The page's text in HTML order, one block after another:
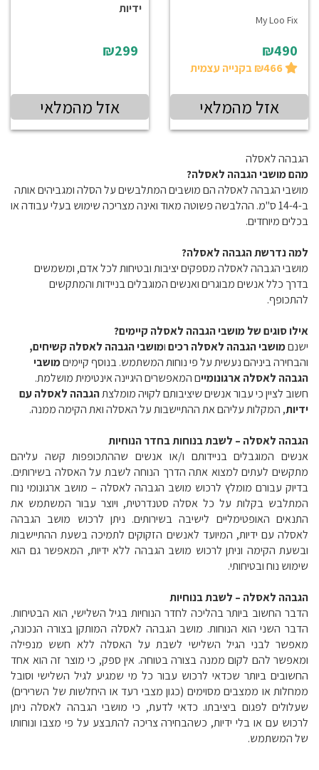
My Loo Fix
₪490
אזל מהמלאי
ידיות
₪299
אזל מהמלאי
הגבהה לאסלה
מהם מושבי הגבהה לאסלה?
מושבי הגבהה לאסלה הם מושבים המתלבשים על הסלה ומגביהים אותה
ב-14-4 ס"מ. ההלבשה פשוטה מאוד ואינה מצריכה שימוש בעלי עבודה או
בכלים מיוחדים.
למה נדרשת הגבהה לאסלה?
מושבי הגבהה לאסלה מספקים יציבות ובטיחות לכל אדם, ומשמשים
בדרך כלל אנשים מבוגרים ואנשים המוגבלים בניידות והמתקשים
להתכופף.
אילו סוגים של מושבי הגבהה לאסלה קיימים?
ישנםמושבי הגבהה לאסלה רכיםומושבי הגבהה לאסלה קשיחים,
והבחירה ביניהם נעשית על פי נוחות המשתמש. בנוסף קיימיםמושבי
הגבהה לאסלה ארגונומיים המאפשרים היגיינה אינטימית מושלמת.
חשוב לציין כי עבור אנשים שיציבותם לקויה מומלצתהגבהה לאסלה עם
ידיות, המקלות עליהם את ההתיישבות על האסלה ואת הקימה ממנה.
הגבהה לאסלה – לשבת בנוחות בחדר הנוחיות
אנשים המוגבלים בניידותם ו/או אנשים שההתכופפות קשה עליהם
מתקשים לעתים למצוא אתה הדרך הנוחה לשבת על האסלה בשירותים.
בדיוק עבורם מומלץ לרכוש מושב הגבהה לאסלה – מושב ארגונומי נוח
המתלבש בקלות על כל אסלה סטנדרטית, ויוצר עבור המשתמש את
התנאים האופטימליים לישיבה בשירותים. ניתן לרכוש מושב הגבהה
לאסלה עם ידיות, המיועד לאנשים הזקוקים לתמיכה בשעת ההתיישבות
ובשעת הקימה וניתן לרכוש מושב הגבהה ללא ידיות, המאפשר גם הוא
שימוש נוח ובטיחותי.
הגבהה לאסלה – לשבת בנוחיות
הדבר החשוב ביותר בהליכה לחדר הנוחיות בגיל השלישי, הוא הבטיחות.
הדבר השני הוא הנוחות. מושב הגבהה לאסלה המותקן בצורה הנכונה,
מאפשר לבני הגיל השלישי לשבת על האסלה ללא חשש מנפילה
ומאפשר להם לקום ממנה בצורה בטוחה. אין ספק, כי מוצר זה הוא אחד
החשובים ביותר שכדאי לרכוש עבור כל מי שמגיע לגיל השלישי וסובל
ממחלות או ממצבים מסוימים (כגון מצבי רעד או היחלשות של השרירים)
שעלולים לפגום ביציבתו. כדאי לדעת, כי מושבי הגבהה לאסלה ניתן
לרכוש עם או בלי ידיות, כשהבחירה צריכה להתבצע על פי מצבו ונוחותו
של המשתמש.